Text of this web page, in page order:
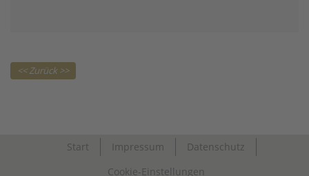
Start Impressum
Datenschutz
Cookie-Einstellungen